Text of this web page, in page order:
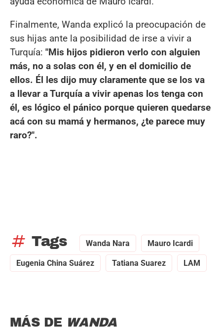
Finalmente, Wanda explicó la preocupación de
sus hijas ante la posibilidad de irse a vivir a
Turquía: "Mis hijos pidieron verlo con alguien
más, no a solas con él, y en el domicilio de
ellos. Él les dijo muy claramente que se los va
a llevar a Turquía a vivir apenas los tenga con
él, es lógico el pánico porque quieren quedarse
acá con su mamá y hermanos, ¿te parece muy
raro?".
tag Tags Wanda Nara Mauro Icardi
Eugenia China Suárez Tatiana Suarez LAM
MÁS DE WANDA